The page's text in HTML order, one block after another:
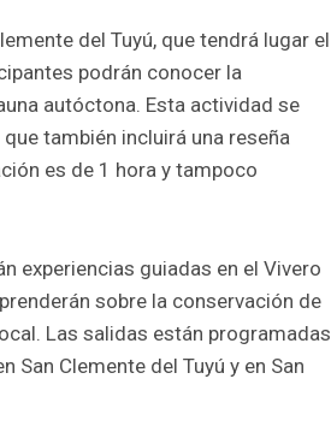
del Tuyú, que tendrá lugar el
podrán conocer la
autóctona. Esta actividad se
también incluirá una reseña
es de 1 hora y tampoco
experiencias guiadas en el Vivero
sobre la conservación de
Las salidas están programadas
San Clemente del Tuyú y en San